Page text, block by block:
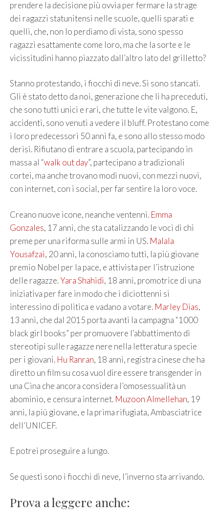
prendere la decisione più ovvia per fermare la strage
dei ragazzi statunitensi nelle scuole, quelli sparati e
quelli, che, non lo perdiamo di vista, sono spesso
ragazzi esattamente come loro, ma che la sorte e le
vicissitudini hanno piazzato dall’altro lato del grilletto?
Stanno protestando, i fiocchi di neve. Si sono stancati.
Gli è stato detto da noi, generazione che li ha preceduti,
che sono tutti unici e rari, che tutte le vite valgono. E,
accidenti, sono venuti a vedere il bluff. Protestano come
i loro predecessori 50 anni fa, e sono allo stesso modo
derisi. Rifiutano di entrare a scuola, partecipando in
massa al “walk out day”, partecipano a tradizionali
cortei, ma anche trovano modi nuovi, con mezzi nuovi,
con internet, con i social, per far sentire la loro voce.
Creano nuove icone, neanche ventenni. Emma
Gonzales, 17 anni, che sta catalizzando le voci di chi
preme per una riforma sulle armi in US. Malala
Yousafzai, 20 anni, la conosciamo tutti, la più giovane
premio Nobel per la pace, e attivista per l’istruzione
delle ragazze.Yara Shahidi, 18 anni, promotrice di una
iniziativa per fare in modo che i diciottenni si
interessino di politica e vadano a votare. Marley Dias,
13 anni, che dal 2015 porta avanti la campagna “1000
black girl books” per promuovere l’abbattimento di
stereotipi sulle ragazze nere nella letteratura specie
per i giovani. Hu Ranran, 18 anni, registra cinese che ha
diretto un film su cosa vuol dire essere transgender in
una Cina che ancora considera l’omosessualità un
abominio, e censura internet. Muzoon Almellehan, 19
anni, la più giovane, e la prima rifugiata, Ambasciatrice
dell’UNICEF.
E potrei proseguire a lungo.
Se questi sono i fiocchi di neve, l’inverno sta arrivando.
Prova a leggere anche: